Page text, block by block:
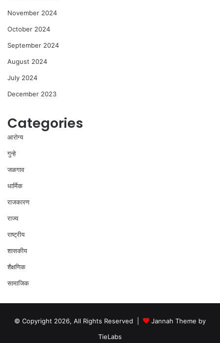
November 2024
October 2024
September 2024
August 2024
July 2024
December 2023
Categories
आरोग्य
गुन्हे
जळगाव
धार्मिक
राजकारण
राज्य
राष्ट्रीय
शासकीय
शैक्षणिक
सामाजिक
© Copyright 2026, All Rights Reserved |
Jannah Theme by
TieLabs